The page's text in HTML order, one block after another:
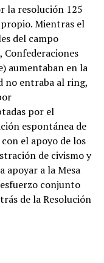
la resolución 125
Mientras el
del campo
Confederaciones
aumentaban en la
no entraba al ring,
por el
espontánea de
el apoyo de los
de civismo y
apoyar a la Mesa
conjunto
de la Resolución